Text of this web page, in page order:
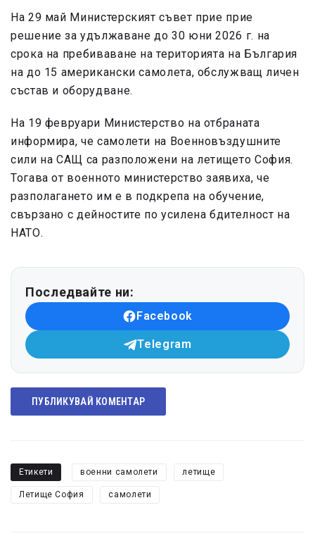
На 29 май Министерският съвет прие прие
решение за удължаване до 30 юни 2026 г. на
срока на пребиваване на територията на България
на до 15 американски самолета, обслужващ личен
състав и оборудване.
На 19 февруари Министерство на отбраната
информира, че самолети на Военновъздушните
сили на САЩ са разположени на летището София.
Тогава от военното министерство заявиха, че
разполагането им е в подкрепа на обучение,
свързано с дейностите по усилена бдителност на
НАТО.
Последвайте ни:
Facebook
Telegram
ПУБЛИКУВАЙ КОМЕНТАР
Етикети военни самолети летище
Летище София самолети